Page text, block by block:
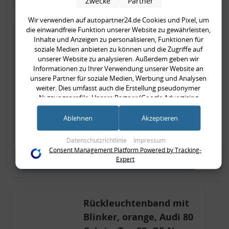
Rückleuchtenband mit
Blinker, rot, US-Ecken,
Audi 80 Cabrio, Typ 89,
OE-Nr.: 8G0945225 +
8G0945225C
999,99 €
inkl. gesetzl. MwSt., zzgl.Versandkosten
Merkzettel
Zum Artikel
Rückleuchtenband mit
Blinker, orange, Audi 80
Wir verwenden auf autopartner24.de Cookies und Pixel, um
die einwandfreie Funktion unserer Website zu gewährleisten,
Inhalte und Anzeigen zu personalisieren, Funktionen für
soziale Medien anbieten zu können und die Zugriffe auf
unserer Website zu analysieren. Außerdem geben wir
Informationen zu Ihrer Verwendung unserer Website an
unsere Partner für soziale Medien, Werbung und Analysen
weiter. Dies umfasst auch die Erstellung pseudonymer
Nutzungsprofile. Unsere Partner (Google Advertising
Products) führen diese Informationen möglicherweise mit
weiteren Daten zusammen, die Sie ihnen bereitgestellt haben
im Rahmen Ihrer Nutzung der Dienste gesammelt haben
(bspw. Nutzungsdaten anderer Geräte). Ihre Einwilligung zur
Nutzung von Cookies und Pixeln können Sie jederzeit
widerrufen, indem Sie auf den Datenschutz-Button links
Zwecke der Datenverarbeitung durch unsere Partner:
Speichern von oder Zugriff auf Informationen auf einem Endgerät
Verwendung reduzierter Daten zur Auswahl von Werbeanzeigen
Datenschutzrichtlinie Impressum
Ablehnen Akzeptieren
Consent Management Platform Powered by Tracking-
Expert